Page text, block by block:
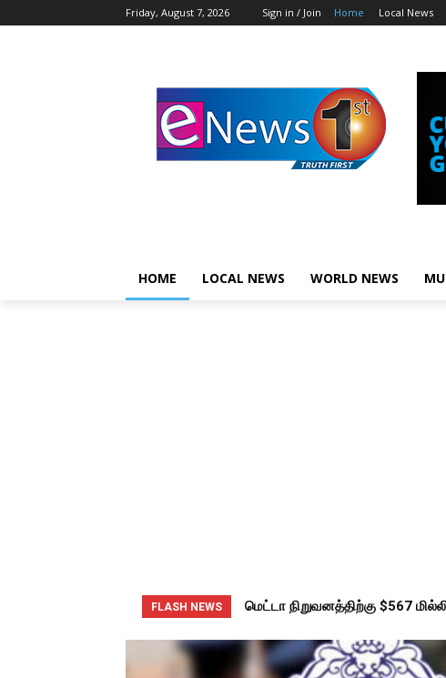
Friday, August 7, 2026 Sign in / Join Home Local News
HOME LOCAL NEWS WORLD NEWS
FLASH NEWS மெட்டா நிறுவனத்திற்கு $567